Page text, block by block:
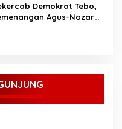
Demokrat Tebo,
Agus-Nazar